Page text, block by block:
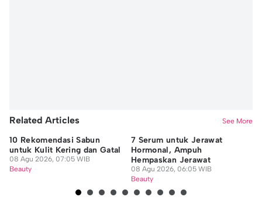
Related Articles See More
10 Rekomendasi Sabun
untuk Kulit Kering dan Gatal
08 Agu 2026, 07:05 WIB
Beauty
7 Serum untuk Jerawat
Hormonal, Ampuh
Hempaskan Jerawat
08 Agu 2026, 06:05 WIB
Beauty